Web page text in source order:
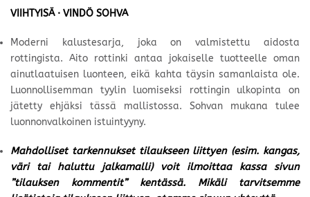
VIIHTYISÄ · VINDÖ SOHVA
Moderni kalustesarja, joka on valmistettu aidosta
rottingista. Aito rottinki antaa jokaiselle tuotteelle oman
ainutlaatuisen luonteen, eikä kahta täysin samanlaista ole.
Luonnollisemman tyylin luomiseksi rottingin ulkopinta on
jätetty ehjäksi tässä mallistossa. Sohvan mukana tulee
luonnonvalkoinen istuintyyny.
Mahdolliset tarkennukset tilaukseen liittyen (esim. kangas,
väri tai haluttu jalkamalli) voit ilmoittaa kassa sivun
”tilauksen kommentit” kentässä. Mikäli tarvitsemme